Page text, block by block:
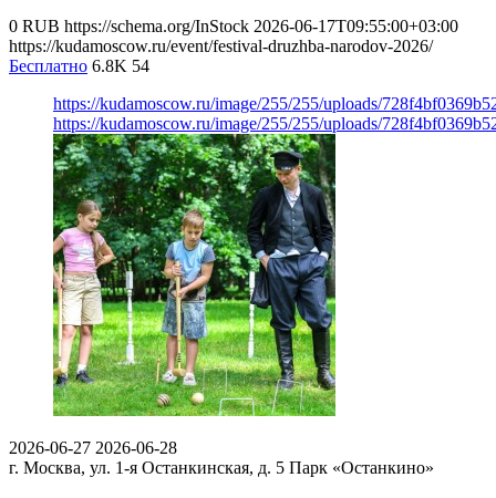
0 RUB https://schema.org/InStock 2026-06-17T09:55:00+03:00
https://kudamoscow.ru/event/festival-druzhba-narodov-2026/
Бесплатно 6.8K 54
https://kudamoscow.ru/image/255/255/uploads/
https://kudamoscow.ru/image/255/255/uploads/
2026-06-27 2026-06-28
г. Москва, ул. 1-я Останкинская, д. 5 Парк «Останкино»